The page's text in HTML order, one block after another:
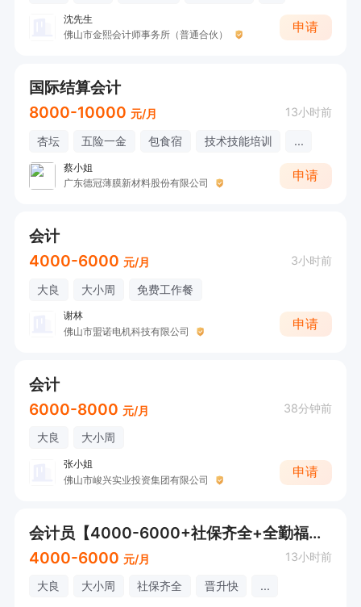
沈先生
佛山市金熙会计师事务所（普通合伙）
申请
国际结算会计
8000-10000 元/月 13小时前
杏坛 五险一金 包食宿 技术技能培训 ...
蔡小姐
广东德冠薄膜新材料股份有限公司
申请
会计
4000-6000 元/月 3小时前
大良 大小周 免费工作餐
谢林
佛山市盟诺电机科技有限公司
申请
会计
6000-8000 元/月 38分钟前
大良 大小周
张小姐
佛山市峻兴实业投资集团有限公司
申请
会计员【4000-6000+社保齐全+全勤福利+带薪年假】
4000-6000 元/月 13小时前
大良 大小周 社保齐全 晋升快 ...